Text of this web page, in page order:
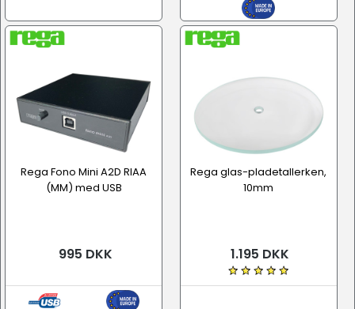
Rega Fono Mini A2D RIAA
(MM) med USB
995 DKK
Rega glas-pladetallerken,
10mm
1.195 DKK